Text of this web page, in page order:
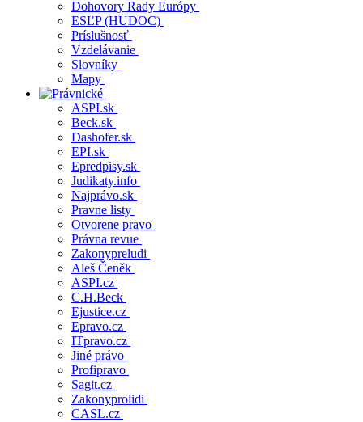
Dohovory Rady Európy
ESĽP (HUDOC)
Príslušnosť
Vzdelávanie
Slovníky
Mapy
ASPI.sk
Beck.sk
Dashofer.sk
EPI.sk
Epredpisy.sk
Judikaty.info
Najprávo.sk
Pravne listy
Otvorene pravo
Právna revue
Zakonypreludi
Aleš Čeněk
ASPI.cz
C.H.Beck
Ejustice.cz
Epravo.cz
ITpravo.cz
Jiné právo
Profipravo
Sagit.cz
Zakonyprolidi
CASL.cz